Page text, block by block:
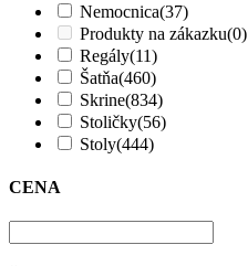
Nemocnica(37)
Produkty na zákazku(0)
Regály(11)
Šatňa(460)
Skrine(834)
Stoličky(56)
Stoly(444)
CENA